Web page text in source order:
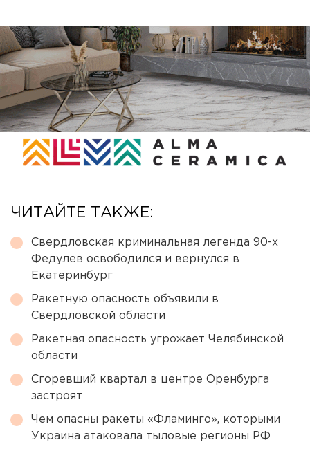
ЧИТАЙТЕ ТАКЖЕ:
Свердловская криминальная легенда 90-х
Федулев освободился и вернулся в
Екатеринбург
Ракетную опасность объявили в
Свердловской области
Ракетная опасность угрожает Челябинской
области
Сгоревший квартал в центре Оренбурга
застроят
Чем опасны ракеты «Фламинго», которыми
Украина атаковала тыловые регионы РФ